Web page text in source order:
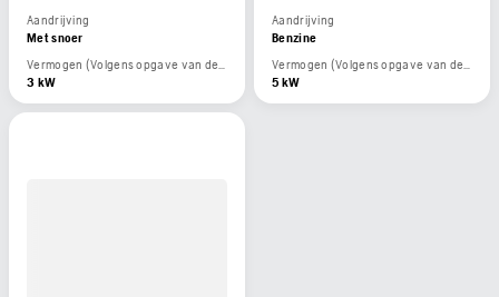
Aandrijving
Met snoer
Vermogen (Volgens opgave van de motorfabrikant)
3 kW
Aandrijving
Benzine
Vermogen (Volgens opgave van de motorfabrikant)
5 kW